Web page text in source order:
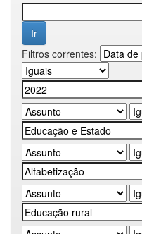
Filtros correntes: